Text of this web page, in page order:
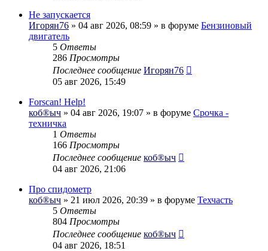
Не запускается
Игорян76 » 04 авг 2026, 08:59 » в форуме Бензиновый
двигатель
5 Ответы
286 Просмотры
Последнее сообщение Игорян76
05 авг 2026, 15:49
Forscan! Help!
коб®ыч » 04 авг 2026, 19:07 » в форуме Срочка -
техничка
1 Ответы
166 Просмотры
Последнее сообщение коб®ыч
04 авг 2026, 21:06
Про спидометр
коб®ыч » 21 июл 2026, 20:39 » в форуме Техчасть
5 Ответы
804 Просмотры
Последнее сообщение коб®ыч
04 авг 2026, 18:51